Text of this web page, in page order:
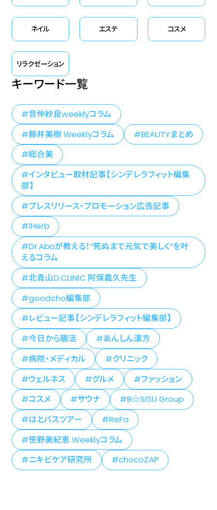
ネイル エステ コスメ
リラクゼーション
キーワード一覧
音仲紗良weeklyコラム
藤井美樹 Weeklyコラム
BEAUTYまとめ
総合美
インタビュー取材記事【シンデレラフィット編集
部】
プレスリリース・プロモーション広告記事
iHerb
Dr.Aboが教える！“死ぬまで元気で美しく”を叶
えるコラム
北青山D.CLINIC 阿保義久先生
goodcho編集部
レビュー記事【シンデレラフィット編集部】
今日から腸活
あんしん漢方
病院・メディカル
クリニック
ウェルネス
グルメ
ファッション
コスメ
サウナ
B☆SISU Group
はとバスツアー
ReFa
笹野美紀恵 Weeklyコラム
ニキビケア研究所
chocoZAP